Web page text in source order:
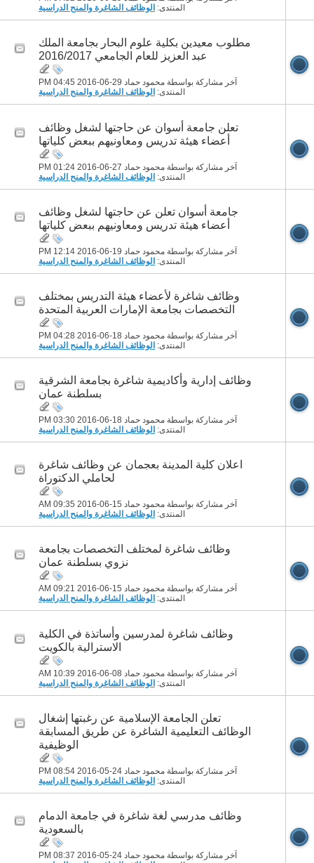
المنتدى: الوظائف الشاغرة والمنح الدراسية
مطلوب معيدين بكلية علوم البحار بجامعة الملك
عبد العزيز للعام الجامعي 2016/2017
آخر مشاركة بواسطة محمود حماد 29-06-2016
04:45 PM
المنتدى: الوظائف الشاغرة والمنح الدراسية
تعلن جامعة أسوان عن حاجتها لشغل وظائف
أعضاء هيئة تدريس ومعاونيهم ببعض كلياتها
آخر مشاركة بواسطة محمود حماد 27-06-2016
01:24 PM
المنتدى: الوظائف الشاغرة والمنح الدراسية
جامعة أسوان تعلن عن حاجتها لشغل وظائف
أعضاء هيئة تدريس ومعاونيهم ببعض كلياتها
آخر مشاركة بواسطة محمود حماد 19-06-2016
12:14 PM
المنتدى: الوظائف الشاغرة والمنح الدراسية
وظائف شاغرة لأعضاء هيئة التدريس بمختلف
التخصصات بجامعة الإمارات العربية المتحدة
آخر مشاركة بواسطة محمود حماد 18-06-2016
04:28 PM
المنتدى: الوظائف الشاغرة والمنح الدراسية
وظائف إدارية وأكاديمية شاغرة بجامعة الشرقية
بسلطنة عمان
آخر مشاركة بواسطة محمود حماد 18-06-2016
03:30 PM
المنتدى: الوظائف الشاغرة والمنح الدراسية
اعلان كلية المدينة بعجمان عن وظائف شاغرة
لحاملي الدكتوراة
آخر مشاركة بواسطة محمود حماد 15-06-2016
09:35 AM
المنتدى: الوظائف الشاغرة والمنح الدراسية
وظائف شاغرة لمختلف التخصصات بجامعة
نزوي بسلطنة عمان
آخر مشاركة بواسطة محمود حماد 15-06-2016
09:21 AM
المنتدى: الوظائف الشاغرة والمنح الدراسية
وظائف شاغرة لمدرسين وأساتذة في الكلية
الاسترالية بالكويت
آخر مشاركة بواسطة محمود حماد 08-06-2016
10:39 AM
المنتدى: الوظائف الشاغرة والمنح الدراسية
تعلن الجامعة الإسلامية عن رغبتها إشغال
الوظائف التعليمية الشاغرة عن طريق المسابقة
الوظيفية
آخر مشاركة بواسطة محمود حماد 24-05-2016
08:54 PM
المنتدى: الوظائف الشاغرة والمنح الدراسية
وظائف مدرسي لغة شاغرة في جامعة الدمام
بالسعودية
آخر مشاركة بواسطة محمود حماد 24-05-2016
08:37 PM